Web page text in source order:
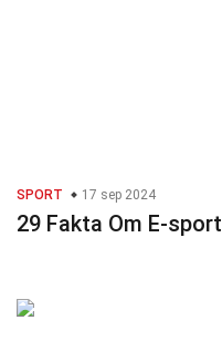
SPORT 17 sep 2024
29 Fakta Om E-sport